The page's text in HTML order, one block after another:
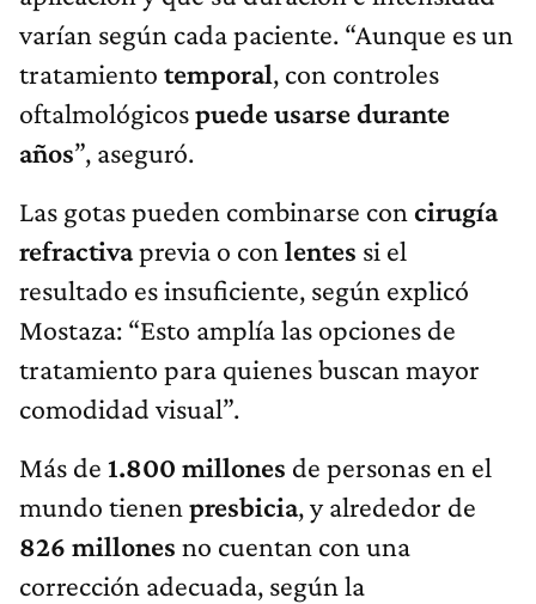
varían según cada paciente. “Aunque es un
tratamiento temporal, con controles
oftalmológicospuede usarse durante
años”, aseguró.
Las gotas pueden combinarse con cirugía
refractivaprevia o con lentes si el
resultado es insuficiente, según explicó
Mostaza: “Esto amplía las opciones de
tratamiento para quienes buscan mayor
comodidad visual”.
Más de 1.800 millones de personas en el
mundo tienen presbicia, y alrededor de
826 millones no cuentan con una
corrección adecuada, según la